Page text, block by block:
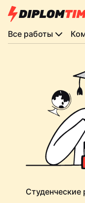
Все работы
Студенческие